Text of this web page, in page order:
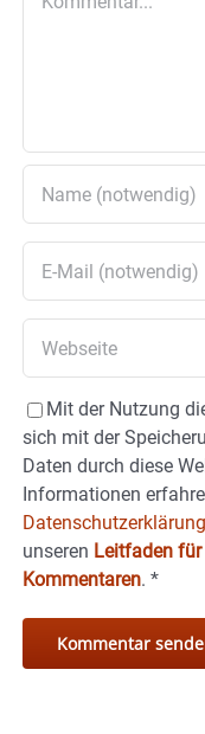
Mit der Nutzung
sich mit der
Daten durch diese
Informationen
unseren Leitfaden
Kommentaren. *